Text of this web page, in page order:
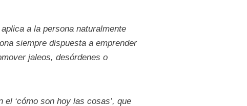
a la persona naturalmente
siempre dispuesta a emprender
jaleos, desórdenes o
‘cómo son hoy las cosas’, que